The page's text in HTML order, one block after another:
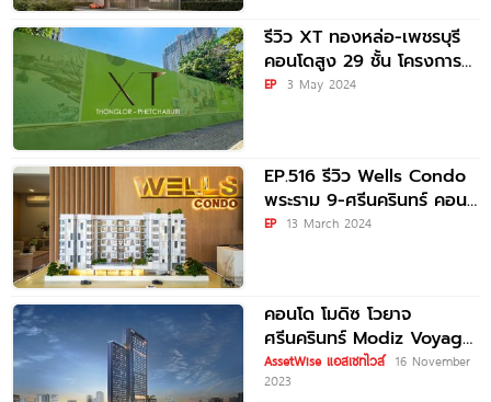
รีวิว XT ทองหล่อ-เพชรบุรี
คอนโดสูง 29 ชั้น โครงการ
ใหม่จาก แสนสิริ ทำเลดี ติด
EP 3 May 2024
EP.516 รีวิว Wells Condo
พระราม 9-ศรีนครินทร์ คอน
โดใหม่ฟังก์ชันตอบโจทย์ ใกล้
EP 13 March 2024
คอนโด โมดิซ โวยาจ
ศรีนครินทร์ Modiz Voyage
Srinakarin คอนโดใหม่ MRT
ศรีกรีฑา
AssetWise แอสเซทไวส์ 16 November
2023